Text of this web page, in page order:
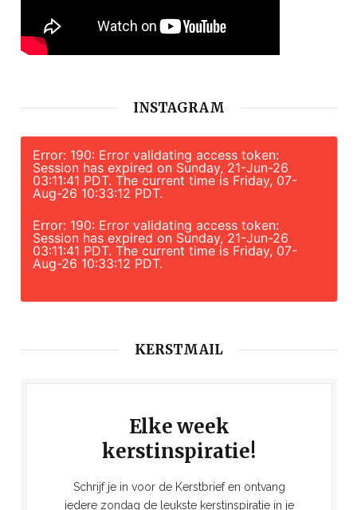
INSTAGRAM
Error: 190: Error validating access token:
Session has expired on Sunday, 21-Jun-26
03:11:41 PDT. The current time is Friday, 07-
Aug-26 10:33:12 PDT.
Error: 190: Error validating access token:
Session has expired on Sunday, 21-Jun-26
03:11:41 PDT. The current time is Friday, 07-
Aug-26 10:33:12 PDT.
KERSTMAIL
Elke week
kerstinspiratie!
Schrijf je in voor de Kerstbrief en ontvang
iedere zondag de leukste kerstinspiratie in je